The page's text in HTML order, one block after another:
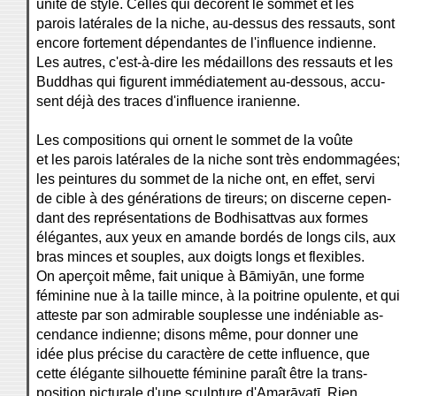
unité de style. Celles qui décorent le sommet et les
parois latérales de la niche, au-dessus des ressauts, sont
encore fortement dépendantes de l'influence indienne.
Les autres, c'est-à-dire les médaillons des ressauts et les
Buddhas qui figurent immédiatement au-dessous, accu-
sent déjà des traces d'influence iranienne.
Les compositions qui ornent le sommet de la voûte
et les parois latérales de la niche sont très endommagées;
les peintures du sommet de la niche ont, en effet, servi
de cible à des générations de tireurs; on discerne cepen-
dant des représentations de Bodhisattvas aux formes
élégantes, aux yeux en amande bordés de longs cils, aux
bras minces et souples, aux doigts longs et flexibles.
On aperçoit même, fait unique à Bāmiyān, une forme
féminine nue à la taille mince, à la poitrine opulente, et qui
atteste par son admirable souplesse une indéniable as-
cendance indienne; disons même, pour donner une
idée plus précise du caractère de cette influence, que
cette élégante silhouette féminine paraît être la trans-
position picturale d'une sculpture d'Amarāvatī. Rien